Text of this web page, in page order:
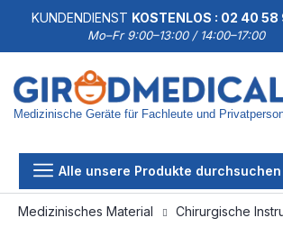
KUNDENDIENST KOSTENLOS : 02 40
Mo–Fr 9:00–13:00 / 14:00–17:00
Medizinische Geräte für Fachleute und
Alle unsere Produkte durchsuchen
Medizinisches Material Chirurgische